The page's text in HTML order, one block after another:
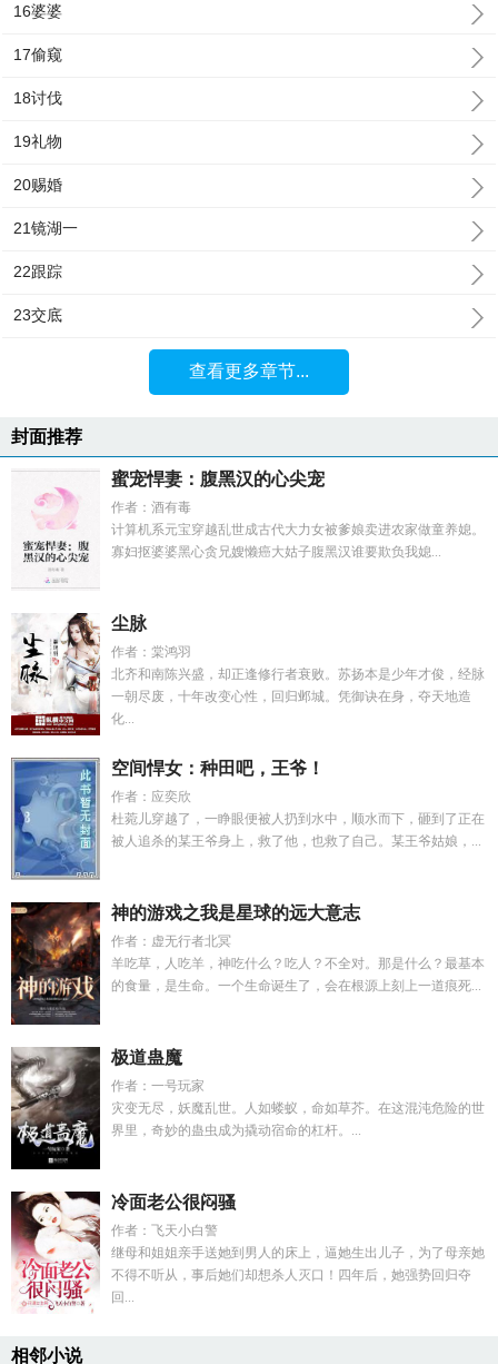
16婆婆
17偷窥
18讨伐
19礼物
20赐婚
21镜湖一
22跟踪
23交底
查看更多章节...
封面推荐
蜜宠悍妻：腹黑汉的心尖宠
作者：酒有毒
计算机系元宝穿越乱世成古代大力女被爹娘卖进农家做童养媳。
寡妇抠婆婆黑心贪兄嫂懒癌大姑子腹黑汉谁要欺负我媳...
尘脉
作者：棠鸿羽
北齐和南陈兴盛，却正逢修行者衰败。苏扬本是少年才俊，经脉
一朝尽废，十年改变心性，回归邺城。凭御诀在身，夺天地造
化...
空间悍女：种田吧，王爷！
作者：应奕欣
杜菀儿穿越了，一睁眼便被人扔到水中，顺水而下，砸到了正在
被人追杀的某王爷身上，救了他，也救了自己。某王爷姑娘，...
神的游戏之我是星球的远大意志
作者：虚无行者北冥
羊吃草，人吃羊，神吃什么？吃人？不全对。那是什么？最基本
的食量，是生命。一个生命诞生了，会在根源上刻上一道痕死...
极道蛊魔
作者：一号玩家
灾变无尽，妖魔乱世。人如蝼蚁，命如草芥。在这混沌危险的世
界里，奇妙的蛊虫成为撬动宿命的杠杆。...
冷面老公很闷骚
作者：飞天小白警
继母和姐姐亲手送她到男人的床上，逼她生出儿子，为了母亲她
不得不听从，事后她们却想杀人灭口！四年后，她强势回归夺
回...
相邻小说